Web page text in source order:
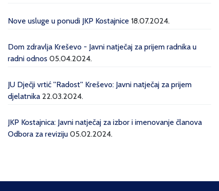
Nove usluge u ponudi JKP Kostajnice 18.07.2024.
Dom zdravlja Kreševo - Javni natječaj za prijem radnika u
radni odnos 05.04.2024.
JU Dječji vrtić ''Radost'' Kreševo: Javni natječaj za prijem
djelatnika 22.03.2024.
JKP Kostajnica: Javni natječaj za izbor i imenovanje članova
Odbora za reviziju 05.02.2024.